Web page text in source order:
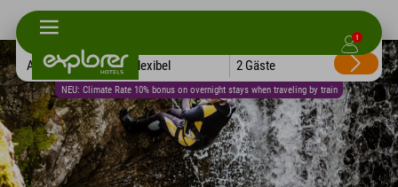
1
NEU: Climate Rate 10% bonus on overnight stays when traveling by train
Alle Hotels Flexibel 2 Gäste